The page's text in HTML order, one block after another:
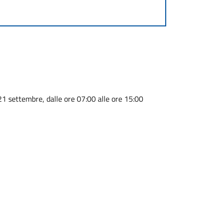
settembre, dalle ore 07:00 alle ore 15:00